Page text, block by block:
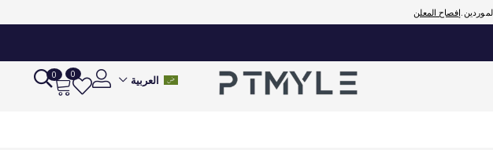
إفصاح المعلن
العربية 0
0
تم بيع:0